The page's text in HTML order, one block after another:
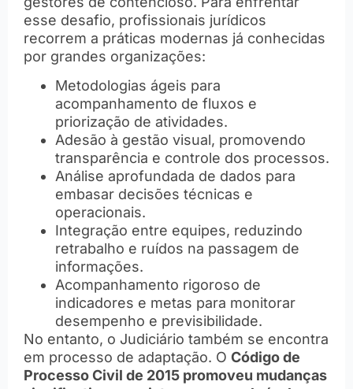
esse desafio, profissionais jurídicos
recorrem a práticas modernas já conhecidas
por grandes organizações:
Metodologias ágeis para
acompanhamento de fluxos e
priorização de atividades.
Adesão à gestão visual, promovendo
transparência e controle dos processos.
Análise aprofundada de dados para
embasar decisões técnicas e
operacionais.
Integração entre equipes, reduzindo
retrabalho e ruídos na passagem de
informações.
Acompanhamento rigoroso de
indicadores e metas para monitorar
desempenho e previsibilidade.
No entanto, o Judiciário também se encontra
em processo de adaptação. O Código de
Processo Civil de 2015 promoveu mudanças